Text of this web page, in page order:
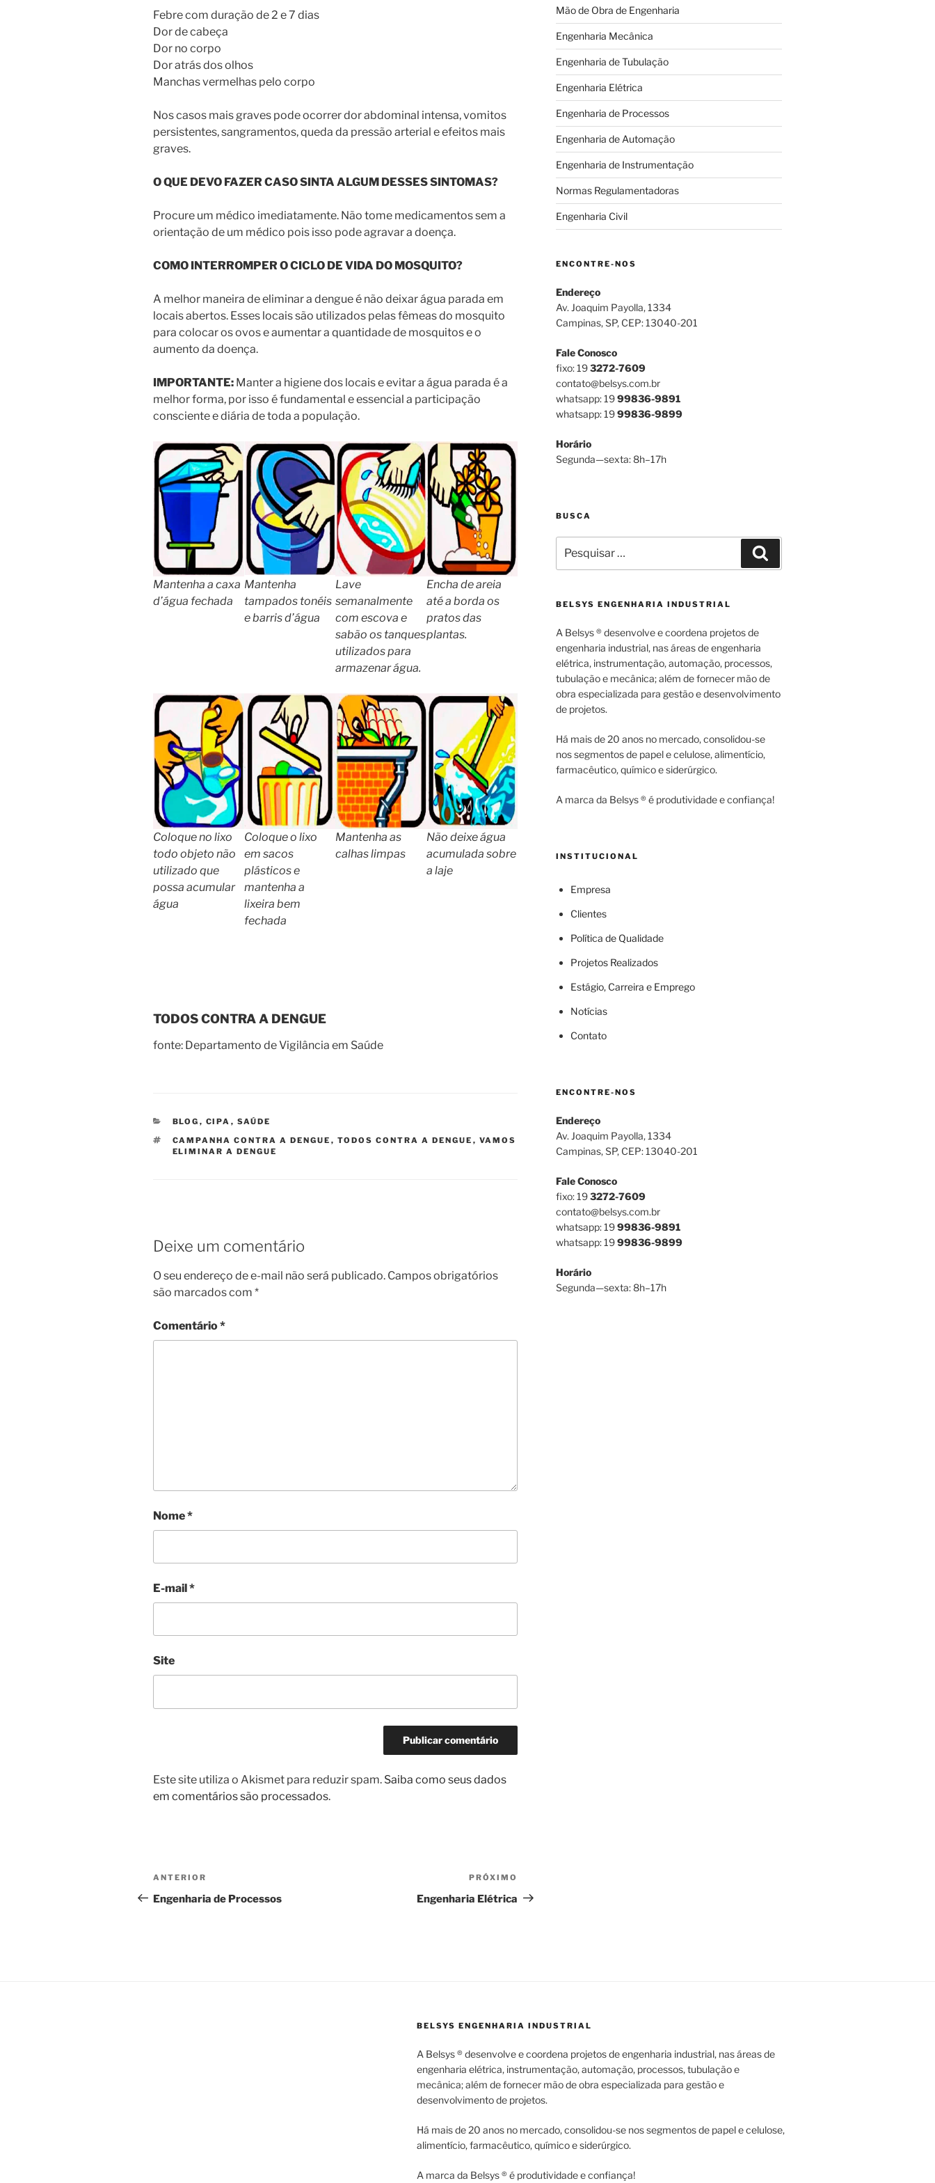
Febre com duração de 2 e 7 dias
Dor de cabeça
Dor no corpo
Dor atrás dos olhos
Manchas vermelhas pelo corpo
Nos casos mais graves pode ocorrer dor abdominal intensa, vomitos
persistentes, sangramentos, queda da pressão arterial e efeitos mais
graves.
O QUE DEVO FAZER CASO SINTA ALGUM DESSES SINTOMAS?
Procure um médico imediatamente. Não tome medicamentos sem a
orientação de um médico pois isso pode agravar a doença.
COMO INTERROMPER O CICLO DE VIDA DO MOSQUITO?
A melhor maneira de eliminar a dengue é não deixar água parada em
locais abertos. Esses locais são utilizados pelas fêmeas do mosquito
para colocar os ovos e aumentar a quantidade de mosquitos e o
aumento da doença.
IMPORTANTE: Manter a higiene dos locais e evitar a água parada é a
melhor forma, por isso é fundamental e essencial a participação
consciente e diária de toda a população.
Mantenha a caxa
d’água fechada
Mantenha
tampados tonéis
e barris d’água
Lave
semanalmente
com escova e
sabão os tanques
utilizados para
armazenar água.
Encha de areia
até a borda os
pratos das
plantas.
Coloque no lixo
todo objeto não
utilizado que
possa acumular
água
Coloque o lixo
em sacos
plásticos e
mantenha a
lixeira bem
fechada
Mantenha as
calhas limpas
Não deixe água
acumulada sobre
a laje
TODOS CONTRA A DENGUE
fonte: Departamento de Vigilância em Saúde
CATEGORIAS
BLOG , CIPA , SAÚDE
TAGS
CAMPANHA CONTRA A DENGUE , TODOS CONTRA A DENGUE , VAMOS
ELIMINAR A DENGUE
Deixe um comentário
O seu endereço de e-mail não será publicado. Campos obrigatórios
são marcados com *
Comentário*
Nome*
E-mail*
Site
Este site utiliza o Akismet para reduzir spam. Saiba como seus dados
em comentários são processados.
Navegação
de
Post
anterior
ANTERIOR
Engenharia de Processos
post
PRÓXIMO
Engenharia Elétrica
Mão de Obra de Engenharia
Engenharia Mecânica
Engenharia de Tubulação
Engenharia Elétrica
Engenharia de Processos
Engenharia de Automação
Engenharia de Instrumentação
Normas Regulamentadoras
Engenharia Civil
ENCONTRE-NOS
Endereço
Av. Joaquim Payolla, 1334
Campinas, SP, CEP: 13040-201
Fale Conosco
fixo: 193272-7609
contato@belsys.com.br
whatsapp: 1999836-9891
whatsapp: 1999836-9899
Horário
Segunda—sexta: 8h–17h
BUSCA
por:
BELSYS ENGENHARIA INDUSTRIAL
A Belsys ® desenvolve e coordena projetos de
engenharia industrial, nas áreas de engenharia
elétrica, instrumentação, automação, processos,
tubulação e mecânica; além de fornecer mão de
obra especializada para gestão e desenvolvimento
de projetos.
Há mais de 20 anos no mercado, consolidou-se
nos segmentos de papel e celulose, alimentício,
farmacêutico, químico e siderúrgico.
A marca da Belsys ® é produtividade e confiança!
INSTITUCIONAL
Empresa
Clientes
Política de Qualidade
Projetos Realizados
Estágio, Carreira e Emprego
Notícias
Contato
ENCONTRE-NOS
Endereço
Av. Joaquim Payolla, 1334
Campinas, SP, CEP: 13040-201
Fale Conosco
fixo: 193272-7609
contato@belsys.com.br
whatsapp: 1999836-9891
whatsapp: 1999836-9899
Horário
Segunda—sexta: 8h–17h
BELSYS ENGENHARIA INDUSTRIAL
A Belsys ® desenvolve e coordena projetos de engenharia industrial, nas áreas de
engenharia elétrica, instrumentação, automação, processos, tubulação e
mecânica; além de fornecer mão de obra especializada para gestão e
desenvolvimento de projetos.
Há mais de 20 anos no mercado, consolidou-se nos segmentos de papel e celulose,
alimentício, farmacêutico, químico e siderúrgico.
A marca da Belsys ® é produtividade e confiança!